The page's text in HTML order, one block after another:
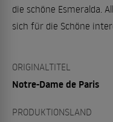
die schöne Esmeralda.
sich für die Schöne
ORIGINALTITEL
Notre-Dame de Paris
PRODUKTIONSLAND